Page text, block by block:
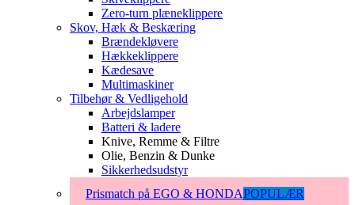
Zero-turn plæneklippere
Skov, Hæk & Beskæring
Brændekløvere
Hækkeklippere
Kædesave
Multimaskiner
Tilbehør & Vedligehold
Arbejdslamper
Batteri & ladere
Knive, Remme & Filtre
Olie, Benzin & Dunke
Sikkerhedsudstyr
Prismatch på EGO & HONDAPOPULÆR